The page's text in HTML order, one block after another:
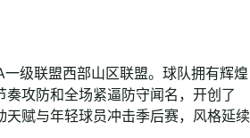
级联盟西部山区联盟。球队拥有辉煌
攻防和全场紧逼防守闻名，开创了
赋与年轻球员冲击季后赛，风格延续